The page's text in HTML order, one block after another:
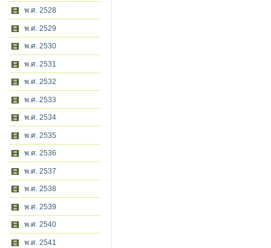
พ.ศ. 2528
พ.ศ. 2529
พ.ศ. 2530
พ.ศ. 2531
พ.ศ. 2532
พ.ศ. 2533
พ.ศ. 2534
พ.ศ. 2535
พ.ศ. 2536
พ.ศ. 2537
พ.ศ. 2538
พ.ศ. 2539
พ.ศ. 2540
พ.ศ. 2541